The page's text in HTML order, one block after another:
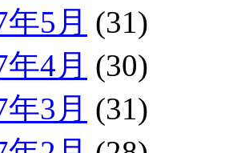
5月 (31)
4月 (30)
3月 (31)